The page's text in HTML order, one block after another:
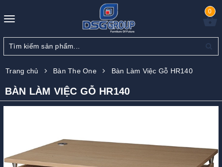
Toggle
0
Trang chủ Bàn The One Bàn Làm Việc Gỗ HR140
BÀN LÀM VIỆC GỖ HR140